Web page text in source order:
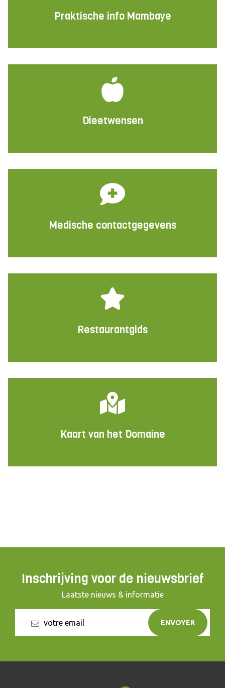
Praktische info Mambaye
Dieetwensen
Medische contactgegevens
Restaurantgids
Kaart van het Domaine
Inschrijving voor de nieuwsbrief
Laatste nieuws & informatie
ENVOYER